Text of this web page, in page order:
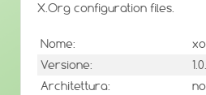
X.Org configuration files.
Nome:
Versione:
Architettura: